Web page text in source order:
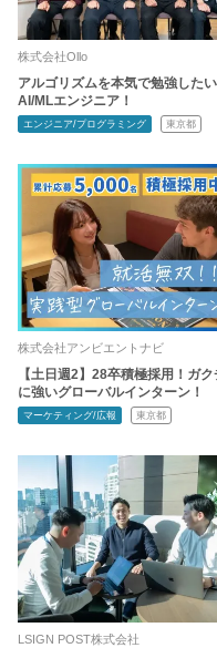
株式会社Ollo
アルゴリズムを本気で勉強したい
AI/MLエンジニア！
エンジニア/プログラミング 東京都
株式会社アンビエントナビ
【土日週2】28卒積極採用！ガク
に強いグローバルインターン！
マーケティング/広報 東京都
LSIGN POST株式会社